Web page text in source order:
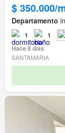
$ 350.000/
Departamento
1 1
Hace 8 días
SANTAMARIA